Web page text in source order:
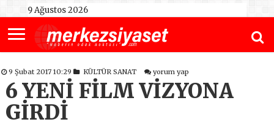
9 Ağustos 2026
9 Şubat 2017 10:29 KÜLTÜR SANAT yorum yap
6 YENİ FİLM VİZYONA
GİRDİ